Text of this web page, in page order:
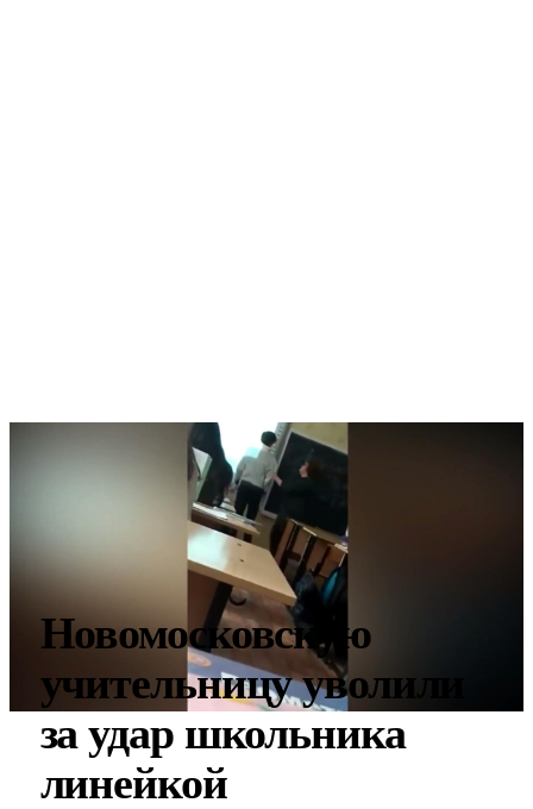
Новомосковскую
учительницу уволили
за удар школьника
линейкой